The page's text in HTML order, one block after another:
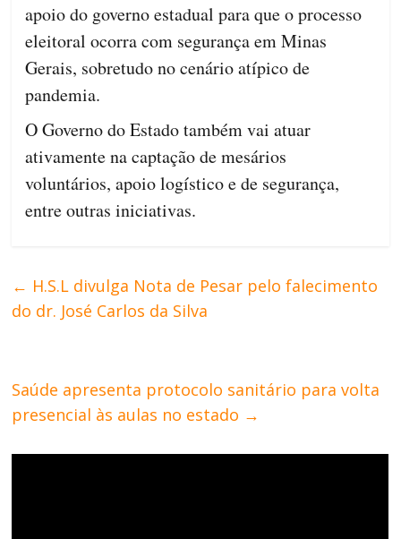
apoio do governo estadual para que o processo
eleitoral ocorra com segurança em Minas
Gerais, sobretudo no cenário atípico de
pandemia.
O Governo do Estado também vai atuar
ativamente na captação de mesários
voluntários, apoio logístico e de segurança,
entre outras iniciativas.
← H.S.L divulga Nota de Pesar pelo falecimento
do dr. José Carlos da Silva
Saúde apresenta protocolo sanitário para volta
presencial às aulas no estado →